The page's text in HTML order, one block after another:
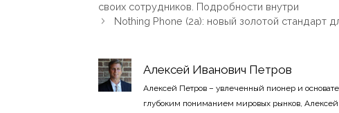
своих сотрудников. Подробности внутри
Nothing Phone (2a): новый золотой стандарт
Алексей Иванович Петров
Алексей Петров – увлеченный пионер и
глубоким пониманием мировых рынков,